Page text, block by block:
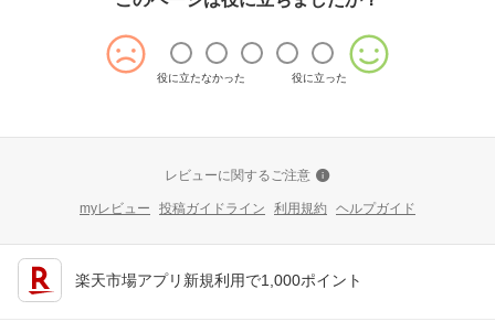
役に立たなかった 役に立った
レビューに関するご注意
myレビュー 投稿ガイドライン 利用規約 ヘルプガイド
楽天市場アプリ新規利用で1,000ポイント